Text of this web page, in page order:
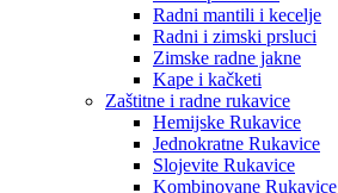
Radni mantili i kecelje
Radni i zimski prsluci
Zimske radne jakne
Kape i kačketi
Zaštitne i radne rukavice
Hemijske Rukavice
Jednokratne Rukavice
Slojevite Rukavice
Kombinovane Rukavice